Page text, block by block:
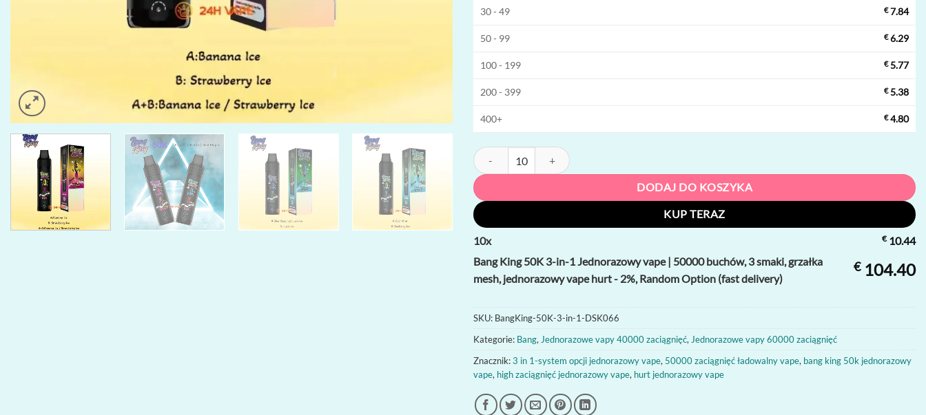
30 - 49 €7.84
50 - 99 €6.29
100 - 199 €5.77
200 - 399 €5.38
400+ €4.80
ilość Bang King 50K 3-in-1 Jednorazowy vape | 50000 buchów, 3 smaki, grzałka mesh, jednorazowy vape
DODAJ DO KOSZYKA
KUP TERAZ
10x €10.44
Bang King 50K 3-in-1 Jednorazowy vape | 50000 buchów, 3 smaki, grzałka
mesh, jednorazowy vape hurt - 2%, Random Option (fast delivery)
€104.40
SKU: BangKing-50K-3-in-1-DSK066
Kategorie: Bang, Jednorazowe vapy 40000 zaciągnięć, Jednorazowe vapy 60000 zaciągnięć
Znacznik:3 in 1-system opcji jednorazowy vape, 50000 zaciągnięć ładowalny vape, bang king 50k jednorazowy
vape, high zaciągnięć jednorazowy vape, hurt jednorazowy vape